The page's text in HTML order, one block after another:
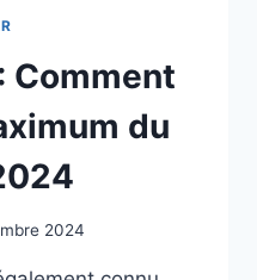
Comment
du
2024